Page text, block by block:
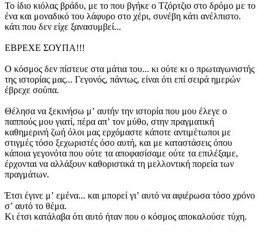
Το ίδιο κιόλας βράδυ, με το που βγήκε ο Τζόρτζιο στο δρόμο με το
ένα και μοναδικό του λάφυρο στο χέρι, συνέβη κάτι ανέλπιστο.
κάτι που δεν είχε ξανασυμβεί...
ΕΒΡΕΧΕ ΣΟΥΠΑ!!!
Ο κόσμος δεν πίστευε στα μάτια του... κι ούτε κι ο πρωταγωνιστής
της ιστορίας μας... Γεγονός, πάντως, είναι ότι επί σειρά ημερών
έβρεχε σούπα.
Θέλησα να ξεκινήσω μʼ αυτήν την ιστορία που μου έλεγε ο
παππούς μου γιατί, πέρα απʼ τον μύθο, στην πραγματική
καθημερινή ζωή όλοι μας ερχόμαστε κάποτε αντιμέτωποι με
στιγμές τόσο ξεχωριστές όσο αυτή, και με καταστάσεις όπου
κάποια γεγονότα που ούτε τα αποφασίσαμε ούτε τα επιλέξαμε,
έρχονται να αλλάξουν καθοριστικά τη μελλοντική πορεία των
πραγμάτων.
Έτσι έγινε μʼ εμένα... και μπορεί γιʼ αυτό να αφιέρωσα τόσο χρόνο
σʼ αυτό το θέμα.
Κι έτσι κατάλαβα ότι αυτό ήταν που ο κόσμος αποκαλούσε τύχη.